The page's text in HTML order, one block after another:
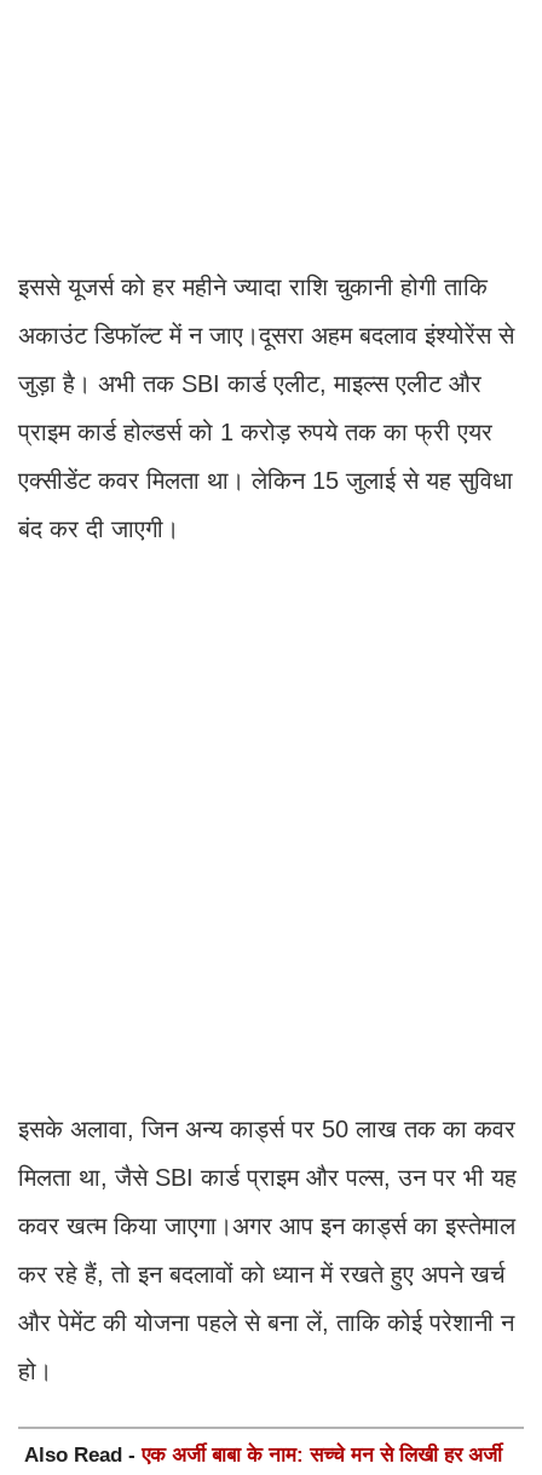
इससे यूजर्स को हर महीने ज्यादा राशि चुकानी होगी ताकि
अकाउंट डिफॉल्ट में न जाए।दूसरा अहम बदलाव इंश्योरेंस से
जुड़ा है। अभी तक SBI कार्ड एलीट, माइल्स एलीट और
प्राइम कार्ड होल्डर्स को 1 करोड़ रुपये तक का फ्री एयर
एक्सीडेंट कवर मिलता था। लेकिन 15 जुलाई से यह सुविधा
बंद कर दी जाएगी।
इसके अलावा, जिन अन्य कार्ड्स पर 50 लाख तक का कवर
मिलता था, जैसे SBI कार्ड प्राइम और पल्स, उन पर भी यह
कवर खत्म किया जाएगा।अगर आप इन कार्ड्स का इस्तेमाल
कर रहे हैं, तो इन बदलावों को ध्यान में रखते हुए अपने खर्च
और पेमेंट की योजना पहले से बना लें, ताकि कोई परेशानी न
हो।
Also Read -एक अर्जी बाबा के नाम: सच्चे मन से लिखी हर अर्जी